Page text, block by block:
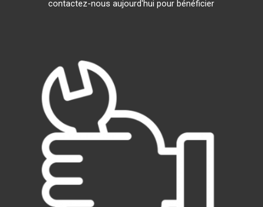
contactez-nous aujourd'hui pour bénéficier